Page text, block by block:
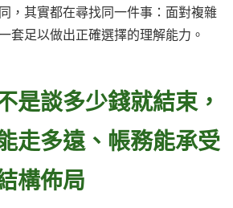
，其實都在尋找同一件事：面對複雜
套足以做出正確選擇的理解能力。
是談多少錢就結束，
走多遠、帳務能承受
構佈局